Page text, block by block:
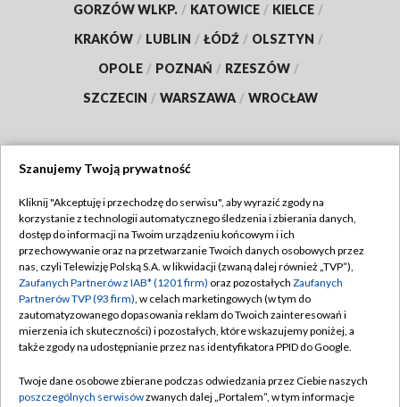
GORZÓW WLKP. / KATOWICE / KIELCE /
KRAKÓW / LUBLIN / ŁÓDŹ / OLSZTYN /
OPOLE / POZNAŃ / RZESZÓW /
SZCZECIN / WARSZAWA / WROCŁAW
TVP
Abonament TVP
Emisja w TVP
Centrum informacji TVP
Naziemna Telewizja Cyfrowa
Rada Programowa
Regulamin TVP
Polityka prywatności
Moje zgody
Pomoc
Kontakt
Szanujemy Twoją prywatność
Kliknij "Akceptuję i przechodzę do serwisu", aby wyrazić zgody na
korzystanie z technologii automatycznego śledzenia i zbierania danych,
dostęp do informacji na Twoim urządzeniu końcowym i ich
przechowywanie oraz na przetwarzanie Twoich danych osobowych przez
nas, czyli Telewizję Polską S.A. w likwidacji (zwaną dalej również „TVP”),
Zaufanych Partnerów z IAB* (1201 firm) oraz pozostałych Zaufanych
Partnerów TVP (93 firm), w celach marketingowych (w tym do
zautomatyzowanego dopasowania reklam do Twoich zainteresowań i
mierzenia ich skuteczności) i pozostałych, które wskazujemy poniżej, a
także zgody na udostępnianie przez nas identyfikatora PPID do Google.
Twoje dane osobowe zbierane podczas odwiedzania przez Ciebie naszych
poszczególnych serwisówzwanych dalej „Portalem”, w tym informacje